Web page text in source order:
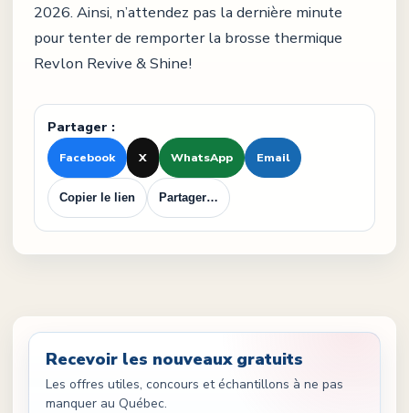
2026. Ainsi, n’attendez pas la dernière minute
pour tenter de remporter la brosse thermique
Revlon Revive & Shine!
Partager :
Facebook X WhatsApp Email
Copier le lien Partager…
Recevoir les nouveaux gratuits
Les offres utiles, concours et échantillons à ne pas
manquer au Québec.